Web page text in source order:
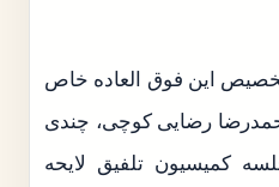
تخصیص این فوق العاده خاص
رضایی کوچی، چندی
کمیسیون تلفیق لایحه